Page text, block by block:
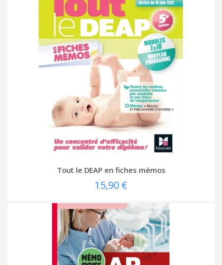
Tout le DEAP en fiches mémos
15,90 €